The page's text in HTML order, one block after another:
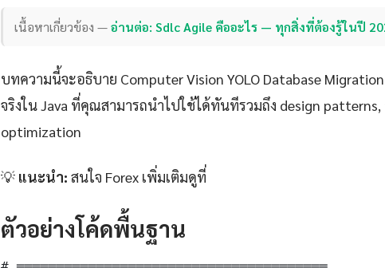
เนื้อหาเกี่ยวข้อง —อ่านต่อ: Sdlc Agile คืออะไร — ทุกสิ่งที่ต้องรู้ในปี
บทความนี้จะอธิบาย Computer Vision YOLO Database
จริงใน Java ที่คุณสามารถนำไปใช้ได้ทันทีรวมถึง design
optimization
💡 แนะนำ: สนใจ Forex เพิ่มเติมดูที่
ตัวอย่างโค้ดพื้นฐาน